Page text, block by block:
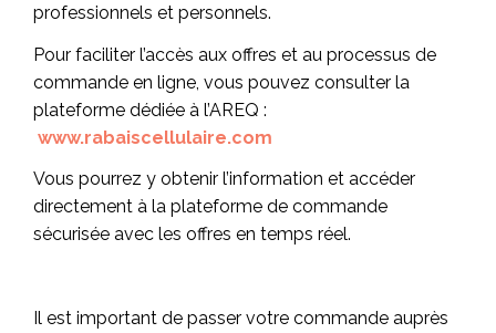
professionnels et personnels.
Pour faciliter l’accès aux offres et au processus de
commande en ligne, vous pouvez consulter la
plateforme dédiée à l’AREQ :
www.rabaiscellulaire.com
Vous pourrez y obtenir l’information et accéder
directement à la plateforme de commande
sécurisée avec les offres en temps réel.
Il est important de passer votre commande auprès